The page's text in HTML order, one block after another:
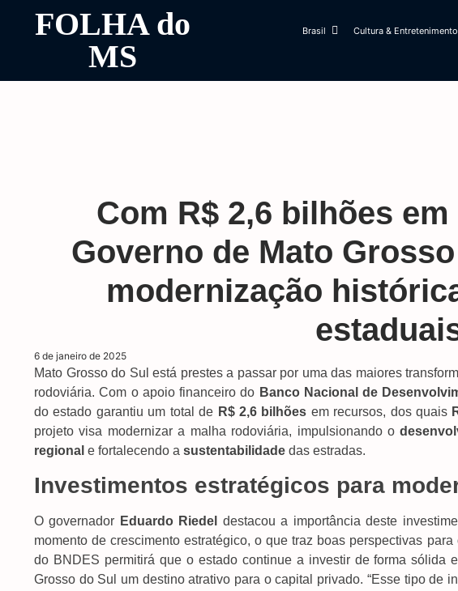
FOLHA do
MS
Brasil Cultura & Entretenimento
Com R$ 2,6 bilhões
Governo de Mato
modernização
6 de janeiro de 2025
Mato Grosso do Sul está prestes a passar por uma das maiores
rodoviária. Com o apoio financeiro do Banco Nacional de
do estado garantiu um total de R$ 2,6 bilhões em recursos, dos quais
projeto visa modernizar a malha rodoviária, impulsionando o
regional e fortalecendo a sustentabilidade das estradas.
Investimentos estratégicos para
O governador Eduardo Riedel
destacou a importância deste
momento de crescimento estratégico, o que traz boas perspectivas
do BNDES permitirá que o estado continue a investir de forma sólida
Grosso do Sul um destino atrativo para o capital privado. “Esse tipo de